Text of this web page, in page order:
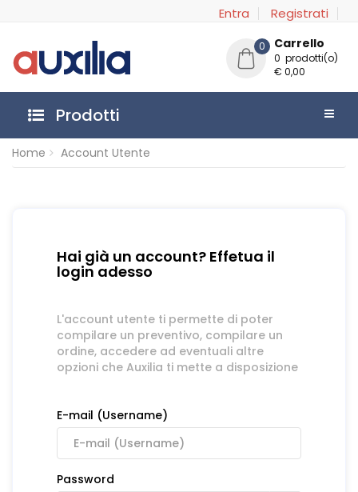
Entra Registrati
0 Carrello
0 prodotti(o)
€ 0,00
Prodotti
Home Account Utente
Hai già un account? Effetua il
login adesso
L'account utente ti permette di poter
compilare un preventivo, compilare un
ordine, accedere ad eventuali altre
opzioni che Auxilia ti mette a disposizione
E-mail (Username)
Password